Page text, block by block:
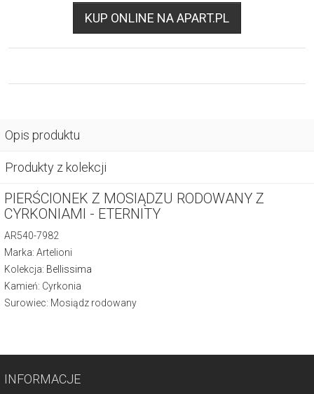
KUP ONLINE NA APART.PL
Opis produktu
Produkty z kolekcji
PIERŚCIONEK Z MOSIĄDZU RODOWANY Z
CYRKONIAMI - ETERNITY
AR540-7982
Marka: Artelioni
Kolekcja: Bellissima
Kamień: Cyrkonia
Surowiec: Mosiądz rodowany
INFORMACJE